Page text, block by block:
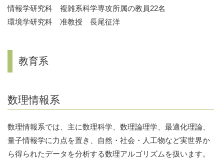
情報学研究科 複雑系科学専攻所属の教員22名
環境学研究科 准教授 長尾征洋
教育系
数理情報系
数理情報系では、主に数理科学、数理論理学、最適化理論、
量子情報学に力点を置き、自然・社会・人工物など実世界か
ら得られたデータを分析する数理アルゴリズムを扱います。